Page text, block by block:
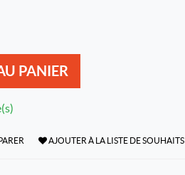
PANIER
AJOUTER À LA LISTE DE SOUHAITS